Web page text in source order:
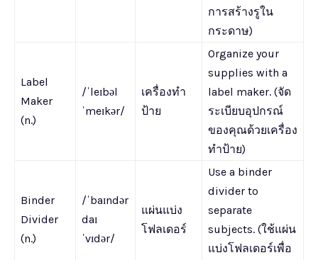
การสร้างรูใน
กระดาษ)
Label
Maker
(n.)
/ˈleɪbəl
ˈmeɪkər/
เครื่องทำ
ป้าย
Organize your
supplies with a
label maker. (จัด
ระเบียบอุปกรณ์
ของคุณด้วยเครื่อง
ทำป้าย)
Binder
Divider
(n.)
/ˈbaɪndər
daɪ
ˈvɪdər/
แผ่นแบ่ง
โฟลเดอร์
Use a binder
divider to
separate
subjects. (ใช้แผ่น
แบ่งโฟลเดอร์เพื่อ